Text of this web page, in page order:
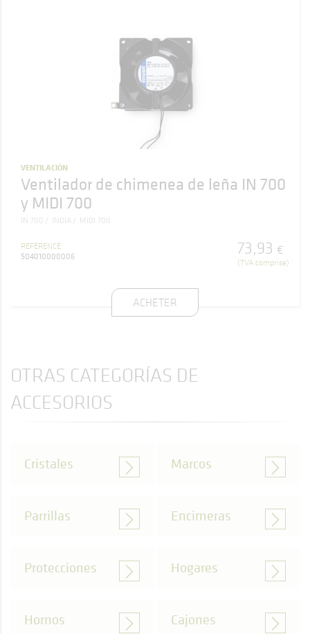
VENTILACIÓN
Ventilador de chimenea de leña IN 700
y MIDI 700
IN 700 INDIA MIDI 700
RÉFÉRENCE
504010000006
73,93 €
(TVA comprise)
ACHETER
OTRAS CATEGORÍAS DE
ACCESORIOS
Cristales Marcos
Parrillas Encimeras
Protecciones Hogares
Hornos Cajones